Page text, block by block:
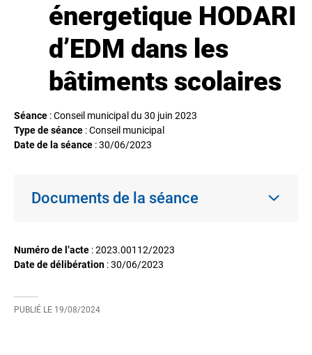
énergetique HODARI
d’EDM dans les
bâtiments scolaires
Séance : Conseil municipal du 30 juin 2023
Type de séance : Conseil municipal
Date de la séance :30/06/2023
Documents de la séance
Numéro de l’acte : 2023.00112/2023
Date de délibération :30/06/2023
PUBLIÉ LE 19/08/2024